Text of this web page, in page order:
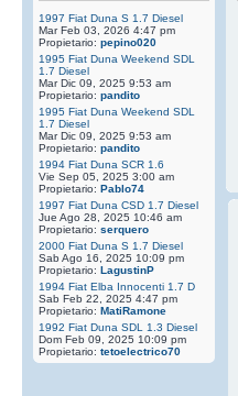
1997 Fiat Duna S 1.7 Diesel
Mar Feb 03, 2026 4:47 pm
Propietario: pepino020
1995 Fiat Duna Weekend SDL
1.7 Diesel
Mar Dic 09, 2025 9:53 am
Propietario: pandito
1995 Fiat Duna Weekend SDL
1.7 Diesel
Mar Dic 09, 2025 9:53 am
Propietario: pandito
1994 Fiat Duna SCR 1.6
Vie Sep 05, 2025 3:00 am
Propietario: Pablo74
1997 Fiat Duna CSD 1.7 Diesel
Jue Ago 28, 2025 10:46 am
Propietario: serquero
2000 Fiat Duna S 1.7 Diesel
Sab Ago 16, 2025 10:09 pm
Propietario: LagustinP
1994 Fiat Elba Innocenti 1.7 D
Sab Feb 22, 2025 4:47 pm
Propietario: MatiRamone
1992 Fiat Duna SDL 1.3 Diesel
Dom Feb 09, 2025 10:09 pm
Propietario: tetoelectrico70